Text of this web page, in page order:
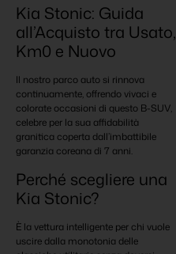
Kia Stonic: Guida
all’Acquisto tra Usato,
Km0 e Nuovo
Il nostro parco auto si rinnova
continuamente, offrendo vivaci e
colorate occasioni di questo B-SUV,
celebre per la sua affidabilità
granitica coperta dall’imbattibile
garanzia coreana di 7 anni.
Perché scegliere una
Kia Stonic?
È la vettura intelligente per chi vuole
uscire dalla monotonia delle